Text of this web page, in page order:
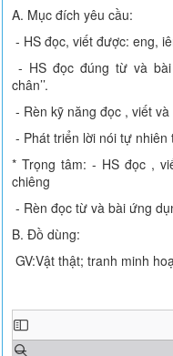
A. Mục đích yêu cầu:
- HS đọc, viết được: eng,
- HS đọc đúng từ và
chân’’.
- Rèn kỹ năng đọc , viết
- Phát triển lời nói tự
* Trọng tâm: - HS đọc ,
chiêng
- Rèn đọc từ và bài ứng
B. Đồ dùng:
GV:Vật thật; tranh minh